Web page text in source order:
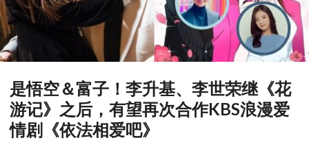
是悟空＆富子！李升基、李世荣继《花
游记》之后，有望再次合作KBS浪漫爱
情剧《依法相爱吧》